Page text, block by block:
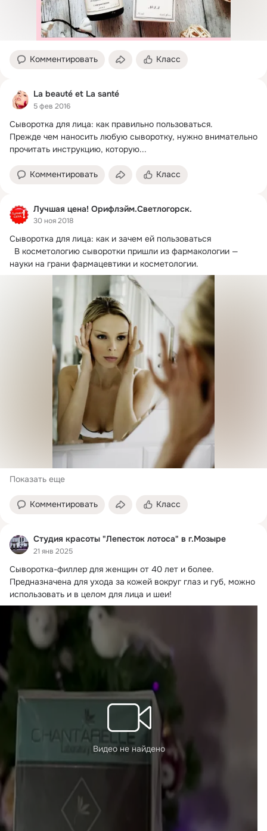
Комментировать Класс
La beauté et La santé
5 фев 2016
Сыворотка для лица: как правильно пользоваться.
Прежде чем наносить любую сыворотку, нужно внимательно
прочитать инструкцию, которую...
Комментировать Класс
Лучшая цена! Орифлэйм.Светлогорск.
30 ноя 2018
Сыворотка для лица: как и зачем ей пользоваться
В косметологию сыворотки пришли из фармакологии —
науки на грани фармацевтики и косметологии.
Показать еще
Комментировать Класс
Студия красоты "Лепесток лотоса" в г.Мозыре
21 янв 2025
Сыворотка-филлер для женщин от 40 лет и более.
Предназначена для ухода за кожей вокруг глаз и губ, можно
использовать и в целом для лица и шеи!
Видео не найдено